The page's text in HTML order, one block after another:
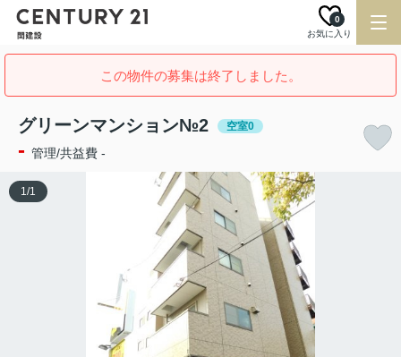
お気に入り
0
この物件の募集は終了しました。
グリーンマンション№2 空室0
- 管理/共益費 -
1/1